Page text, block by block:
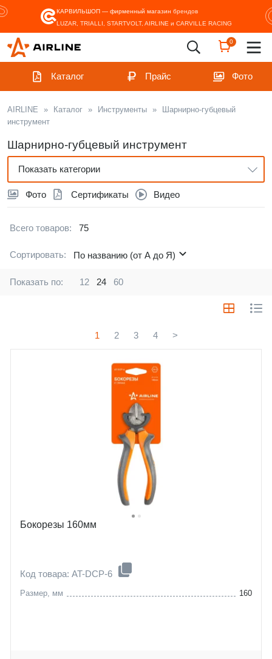
КАРВИЛЬШОП — фирменный магазин брендов
LUZAR, TRIALLI, STARTVOLT, AIRLINE и CARVILLE RACING
0
Каталог Прайс Фото
AIRLINE » Каталог » Инструменты »
Шарнирно-губцевый
инструмент
Шарнирно-губцевый инструмент
Фото Сертификаты Видео
Показать категории
Всего товаров: 75
Сортировать: По названию (от А до Я)
Показать по: 12 24 60
1 2 3 4 >
Бокорезы 160мм
Код товара: AT-DCP-6
Размер, мм 160